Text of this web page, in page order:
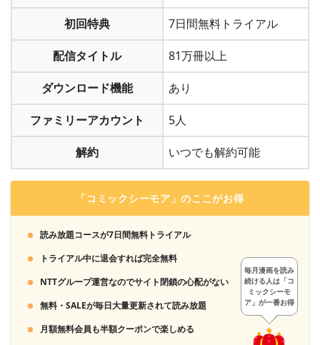
初回特典 7日間無料トライアル
配信タイトル 81万冊以上
ダウンロード機能 あり
ファミリーアカウント 5人
解約 いつでも解約可能
「コミックシーモア」のここがお得
読み放題コースが7日間無料トライアル
トライアル中に退会すれば完全無料
NTTグループ運営なのでサイト閉鎖の心配がない
無料・SALEが毎日大量更新されて読み放題
月額無料会員も半額クーポンで楽しめる
毎月漫画を読み
続ける人は「コ
ミックシーモ
ア」が一番お得